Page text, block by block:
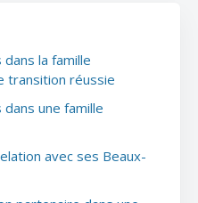
la famille
transition réussie
une famille
avec ses Beaux-